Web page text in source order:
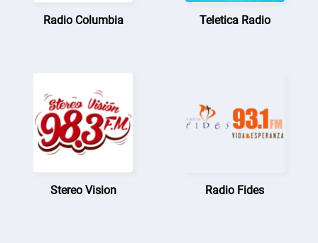
Radio Columbia Teletica Radio
Stereo Vision Radio Fides